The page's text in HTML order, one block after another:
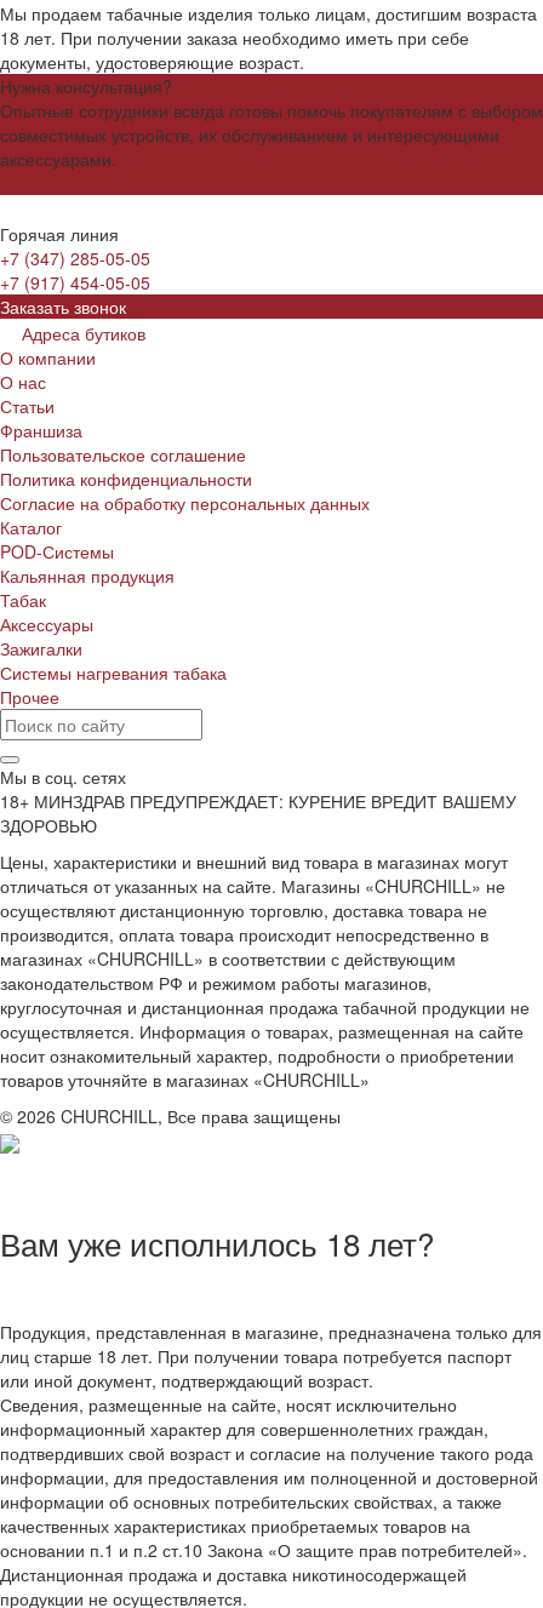
Мы продаем табачные изделия только лицам, достигшим возраста
18 лет. При получении заказа необходимо иметь при себе
документы, удостоверяющие возраст.
Нужна консультация?
Опытные сотрудники всегда готовы помочь покупателям с выбором
совместимых устройств, их обслуживанием и интересующими
аксессуарами.
Горячая линия
+7 (347) 285-05-05
+7 (917) 454-05-05
Заказать звонок
Адреса бутиков
О компании
О нас
Статьи
Франшиза
Пользовательское соглашение
Политика конфиденциальности
Согласие на обработку персональных данных
Каталог
POD-Системы
Кальянная продукция
Табак
Аксессуары
Зажигалки
Системы нагревания табака
Прочее
Мы в соц. сетях
18+ МИНЗДРАВ ПРЕДУПРЕЖДАЕТ: КУРЕНИЕ ВРЕДИТ ВАШЕМУ
ЗДОРОВЬЮ
Цены, характеристики и внешний вид товара в магазинах могут
отличаться от указанных на сайте. Магазины «CHURCHILL» не
осуществляют дистанционную торговлю, доставка товара не
производится, оплата товара происходит непосредственно в
магазинах «CHURCHILL» в соответствии с действующим
законодательством РФ и режимом работы магазинов,
круглосуточная и дистанционная продажа табачной продукции не
осуществляется. Информация о товарах, размещенная на сайте
носит ознакомительный характер, подробности о приобретении
товаров уточняйте в магазинах «CHURCHILL»
© 2026 CHURCHILL, Все права защищены
Вам уже исполнилось 18 лет?
Продукция, представленная в магазине, предназначена только для
лиц старше 18 лет. При получении товара потребуется паспорт
или иной документ, подтверждающий возраст.
Сведения, размещенные на сайте, носят исключительно
информационный характер для совершеннолетних граждан,
подтвердивших свой возраст и согласие на получение такого рода
информации, для предоставления им полноценной и достоверной
информации об основных потребительских свойствах, а также
качественных характеристиках приобретаемых товаров на
основании п.1 и п.2 ст.10 Закона «О защите прав потребителей».
Дистанционная продажа и доставка никотиносодержащей
продукции не осуществляется.